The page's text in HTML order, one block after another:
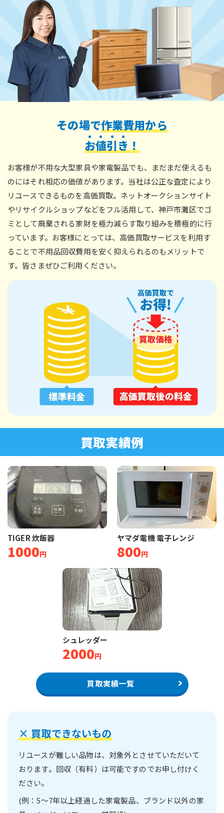
その場で作業費用から
お値引き ！
お客様が不用な大型家具や家電製品でも、まだまだ使えるも
のにはそれ相応の価値があります。当社は公正な査定により
リユースできるものを高価買取。ネットオークションサイト
やリサイクルショップなどをフル活用して、神戸市灘区でゴ
ミとして廃棄される家財を極力減らす取り組みを積極的に行
っています。お客様にとっては、高価買取サービスを利用す
ることで不用品回収費用を安く抑えられるのもメリットで
す。皆さまぜひご利用ください。
買取実績例
TIGER 炊飯器
1000円
ヤマダ電機 電子レンジ
800円
シュレッダー
2000円
買取実績一覧
× 買取できないもの
リユースが難しい品物は、対象外とさせていただいて
おります。 回収（有料）は可能ですのでお申し付けく
ださい。
(例：5～7年以上経過した家電製品、ブランド以外の家